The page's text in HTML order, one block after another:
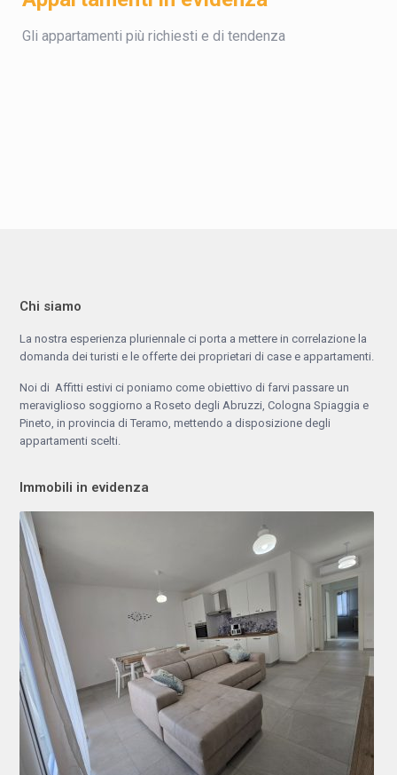
Gli appartamenti più richiesti e di tendenza
Chi siamo
La nostra esperienza pluriennale ci porta a mettere in correlazione la
domanda dei turisti e le offerte dei proprietari di case e appartamenti.
Noi di Affitti estivi ci poniamo come obiettivo di farvi passare un
meraviglioso soggiorno a Roseto degli Abruzzi, Cologna Spiaggia e
Pineto, in provincia di Teramo, mettendo a disposizione degli
appartamenti scelti.
Immobili in evidenza